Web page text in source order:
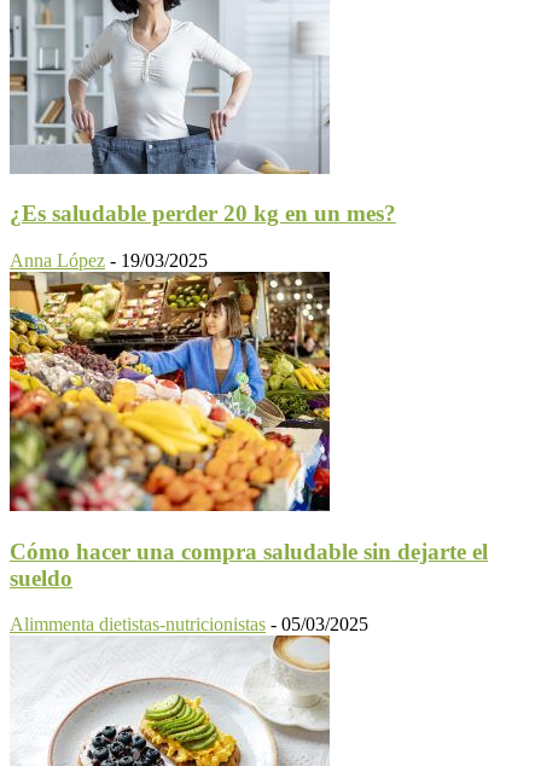
¿Es saludable perder 20 kg en un mes?
Anna López - 19/03/2025
Cómo hacer una compra saludable sin dejarte el
sueldo
Alimmenta dietistas-nutricionistas - 05/03/2025